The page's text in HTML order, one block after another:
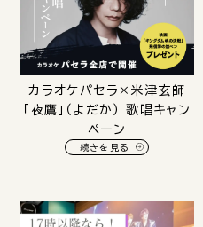
カラオケパセラ×米津玄師
「夜鷹」（よだか） 歌唱キャン
ペーン
続きを見る